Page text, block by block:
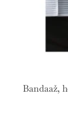
Bandaaž,